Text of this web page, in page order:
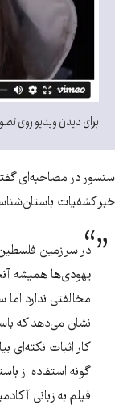
برای دیدن ویدیو روی
سنسور در مصاحبه‌ای
خبر کشفیات
در سرزمین
یهودی‌ها همیشه
مخالفتی ندارد
نشان می‌دهد که
کار اثبات نکته‌ای
گونه استفاده از
فیلم به زبانی